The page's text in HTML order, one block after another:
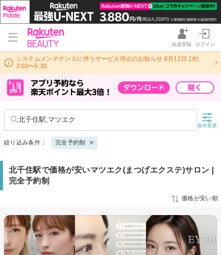
会員登録 ログイン
システムメンテナンスに伴うサービス停止のお知らせ 8月12日 (水)
2:00〜5:30
北千住駅,マツエク
条件変更
絞り込み条件： 完全予約制
北千住駅で価格が安いマツエク(まつげエクステ)サロン |
完全予約制
価格が安い順